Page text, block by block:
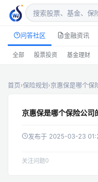
问答社区 金融资讯
全部 股票投资 基金理财
首页›保险规划›京惠保是哪个保
京惠保是哪个保险公司
发布于 2025-03-23
关注问题0